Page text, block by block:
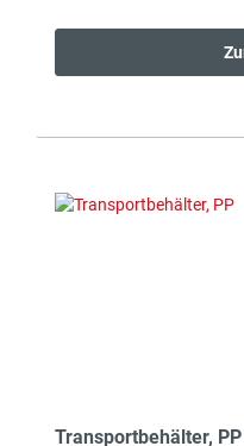
Transportbehälter, PP